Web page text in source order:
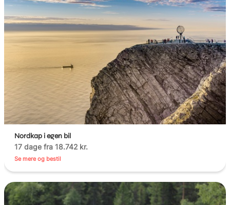
Nordkap i egen bil
17 dage fra 18.742 kr.
Se mere og bestil